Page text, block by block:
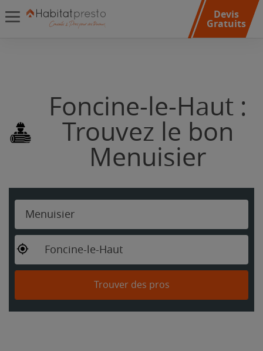
Devis
Gratuits
Foncine-le-Haut :
Trouvez le bon
Menuisier
Menuisier
Foncine-le-Haut
Trouver des pros